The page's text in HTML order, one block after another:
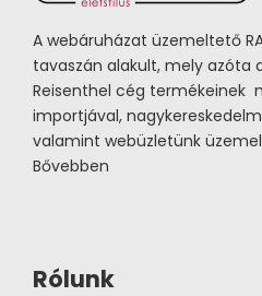
A webáruházat üzemeltető
tavaszán alakult, mely azóta
Reisenthel cég termékeinek
importjával,
valamint webüzletünk
Bővebben
Rólunk